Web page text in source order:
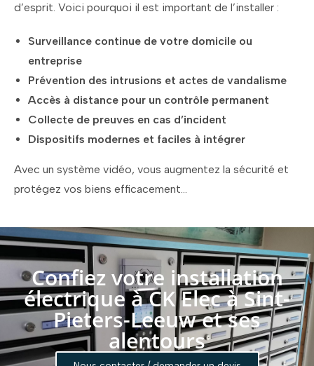
d’esprit. Voici pourquoi il est important de l’installer :
Surveillance continue de votre domicile ou
entreprise
Prévention des intrusions et actes de vandalisme
Accès à distance pour un contrôle permanent
Collecte de preuves en cas d’incident
Dispositifs modernes et faciles à intégrer
Avec un système vidéo, vous augmentez la sécurité et
protégez vos biens efficacement…
Confiez votre installation
électrique à CK Elec à Sint-
Pieters-Leeuw et ses
alentours